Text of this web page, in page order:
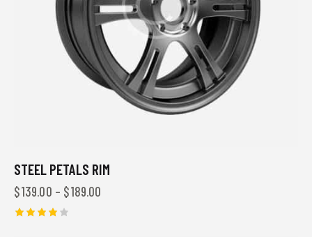
STEEL PETALS RIM
$139.00 – $189.00